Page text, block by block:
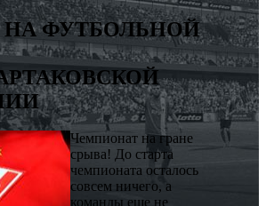
НА ФУТБОЛЬНОЙ
Чемпионат на гране
срыва! До старта
чемпионата осталось
совсем ничего, а
команды еще не